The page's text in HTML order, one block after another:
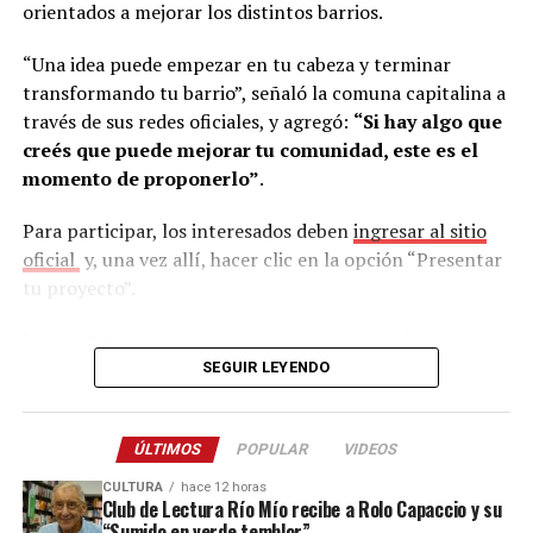
“Hoy es muy complejo. Cada vez que abrís una búsqueda,
sea presencial o digital, llegan muchísimos perfiles.
Muchas empresas no tienen un equipo de recursos
humanos y, aun teniéndolo, es muy difícil hacer frente a
esa cantidad de postulaciones”, señaló.
En ese contexto, afirmó que la Oficina de Empleo se
convierte en un aliado para simplificar el proceso.
función de la necesidad de la empresa. Así la tarea
resulta mucho más sencilla y ágil”, dijo a este medio el
director del área.
Y añadió: “Sabemos que hoy le está doliendo mucho a las
empresas, porque hoy es muy complejo, cada vez que
orientados a mejorar los distintos barrios.
“Una idea puede empezar en tu cabeza y terminar
transformando tu barrio”, señaló la comuna capitalina a
través de sus redes oficiales, y agregó: “Si hay algo que
creés que puede mejorar tu comunidad, este es el
momento de proponerlo”.
Para participar, los interesados debeningresar al sitio
oficial y, una vez allí, hacer clic en la opción “Presentar
tu proyecto”.
plataforma MuniDigital, validando que corresponda a la
completar el formulario correspondiente antes de
enviar la propuesta.
SEGUIR LEYENDO
ÚLTIMOS POPULAR VIDEOS
CULTURA hace 12 horas
Club de Lectura Río Mío recibe a Rolo Capaccio y su